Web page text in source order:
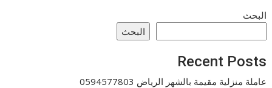
البحث
البحث
Recent Posts
عاملة منزلية مقيمة بالشهر الرياض 0594577803